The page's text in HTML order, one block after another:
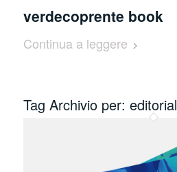
verdecoprente book
Continua a leggere
Tag Archivio per: editorial